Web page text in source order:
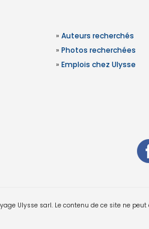
» Auteurs recherchés
» Photos recherchées
» Emplois chez Ulysse
Ulysse sarl. Le contenu de ce site ne